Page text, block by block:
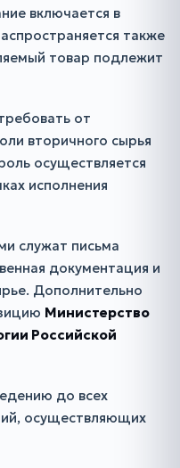
включается в
также
товар подлежит
от
вторичного сырья
осуществляется
исполнения
служат письма
документация и
Дополнительно
Министерство
Российской
до всех
осуществляющих